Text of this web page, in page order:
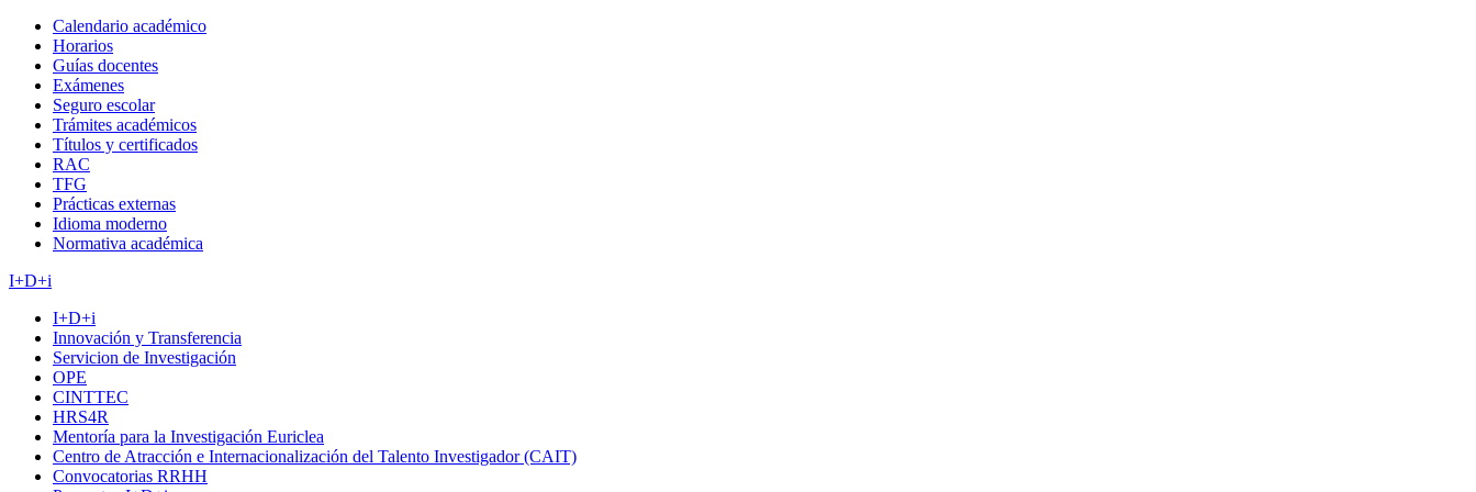
Calendario académico
Horarios
Guías docentes
Exámenes
Seguro escolar
Trámites académicos
Títulos y certificados
RAC
TFG
Prácticas externas
Idioma moderno
Normativa académica
I+D+i
I+D+i
Innovación y Transferencia
Servicion de Investigación
OPE
CINTTEC
HRS4R
Mentoría para la Investigación Euriclea
Centro de Atracción e Internacionalización del Talento Investigador (CAIT)
Convocatorias RRHH